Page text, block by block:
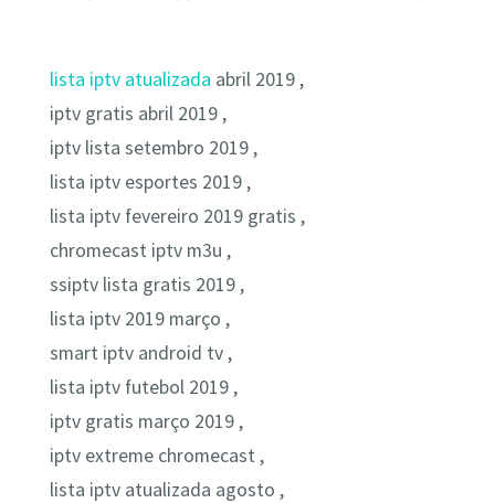
lista iptv atualizada abril 2019 ,
iptv gratis abril 2019 ,
iptv lista setembro 2019 ,
lista iptv esportes 2019 ,
lista iptv fevereiro 2019 gratis ,
chromecast iptv m3u ,
ssiptv lista gratis 2019 ,
lista iptv 2019 março ,
smart iptv android tv ,
lista iptv futebol 2019 ,
iptv gratis março 2019 ,
iptv extreme chromecast ,
lista iptv atualizada agosto ,